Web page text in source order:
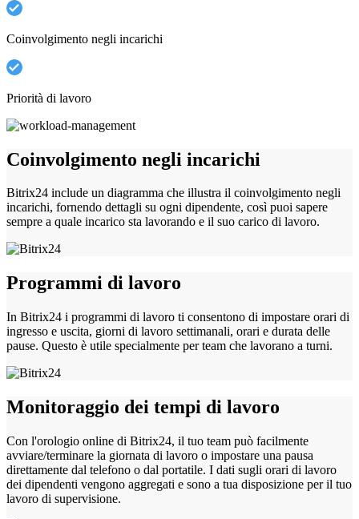
Coinvolgimento negli incarichi
Priorità di lavoro
Coinvolgimento negli incarichi
Bitrix24 include un diagramma che illustra il coinvolgimento negli
incarichi, fornendo dettagli su ogni dipendente, così puoi sapere
sempre a quale incarico sta lavorando e il suo carico di lavoro.
Programmi di lavoro
In Bitrix24 i programmi di lavoro ti consentono di impostare orari di
ingresso e uscita, giorni di lavoro settimanali, orari e durata delle
pause. Questo è utile specialmente per team che lavorano a turni.
Monitoraggio dei tempi di lavoro
Con l'orologio online di Bitrix24, il tuo team può facilmente
avviare/terminare la giornata di lavoro o impostare una pausa
direttamente dal telefono o dal portatile. I dati sugli orari di lavoro
dei dipendenti vengono aggregati e sono a tua disposizione per il tuo
lavoro di supervisione.